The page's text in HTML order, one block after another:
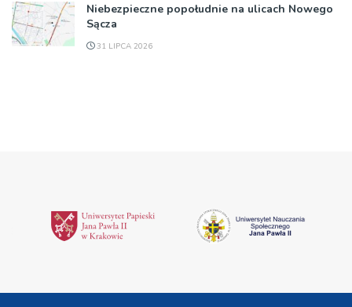
Niebezpieczne popołudnie na ulicach Nowego
Sącza
31 LIPCA 2026